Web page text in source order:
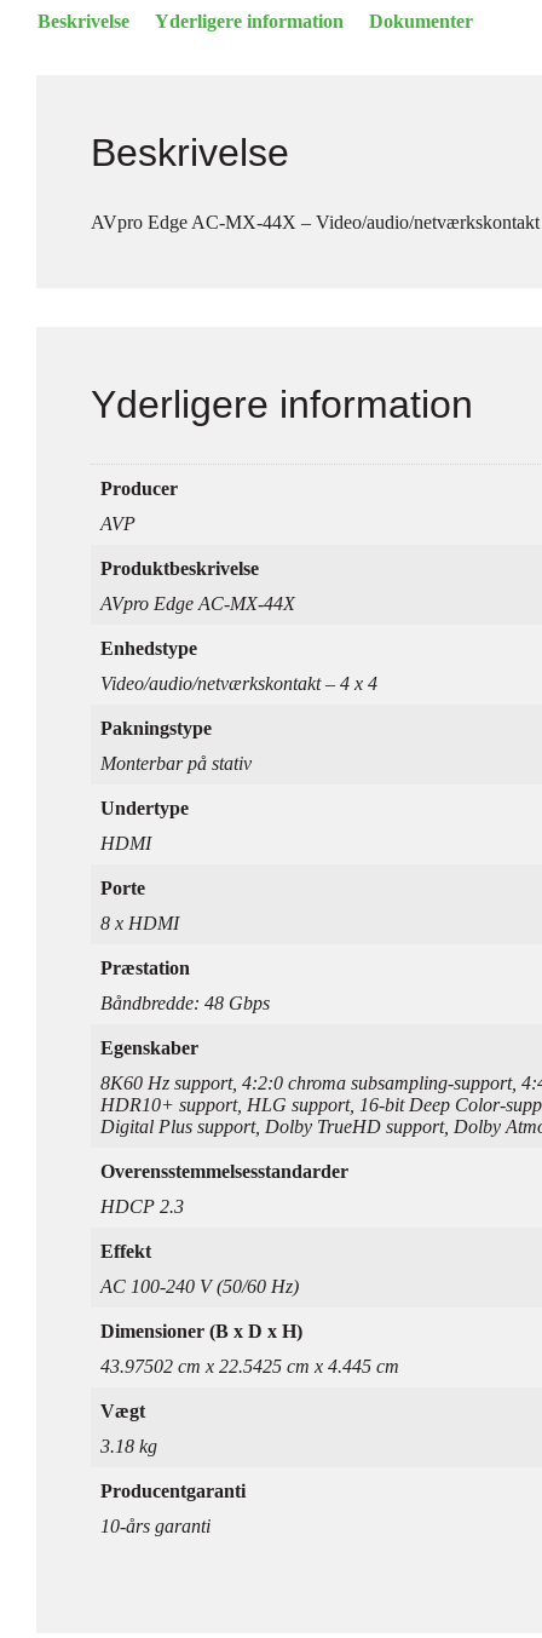
Beskrivelse Yderligere information Dokumenter
Beskrivelse
AVpro Edge AC-MX-44X – Video/audio/
Yderligere information
Producer
AVP
Produktbeskrivelse
AVpro Edge AC-MX-44X
Enhedstype
Video/audio/netværkskontakt – 4 x 4
Pakningstype
Monterbar på stativ
Undertype
HDMI
Porte
8 x HDMI
Præstation
Båndbredde: 48 Gbps
Egenskaber
8K60 Hz support, 4:2:0 chroma subsampling-support,
HDR10+ support, HLG support, 16-bit Deep Color-
Digital Plus support, Dolby TrueHD support, Dolby
Overensstemmelsesstandarder
HDCP 2.3
Effekt
AC 100-240 V (50/60 Hz)
Dimensioner (B x D x H)
43.97502 cm x 22.5425 cm x 4.445 cm
Vægt
3.18 kg
Producentgaranti
10-års garanti